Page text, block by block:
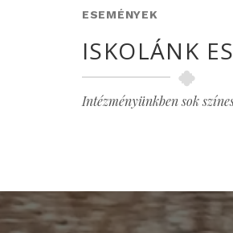
ESEMÉNYEK
ISKOLÁNK
Intézményünkben sok